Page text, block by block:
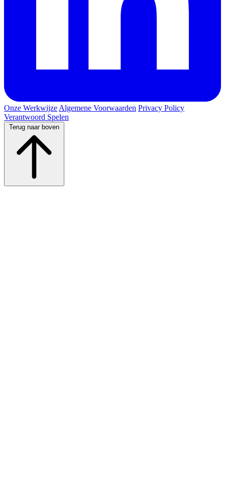
Onze Werkwijze Algemene Voorwaarden Privacy Policy
Verantwoord Spelen
Terug naar boven